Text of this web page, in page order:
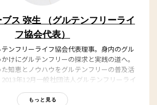
ブス 弥生 （グルテンフリーライ
フ協会代表）
ンフリーライフ協会代表理事。身内のグル
けにグルテンフリーの探求と実践の道へ。
知恵とノウハウをグルテンフリーの普及活
年12月一般社団法人グルテンフリーライ
やめてみませんか？』（三五館）。
もっと見る